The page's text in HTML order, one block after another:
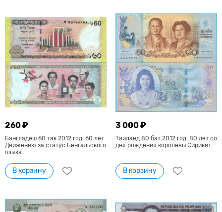
260 ₽
Бангладеш 60 так 2012 год. 60 лет
Движению за статус Бенгальского
языка
В корзину
3 000 ₽
Таиланд 80 бат 2012 год. 80 лет со
дня рождения королевы Сирикит
В корзину